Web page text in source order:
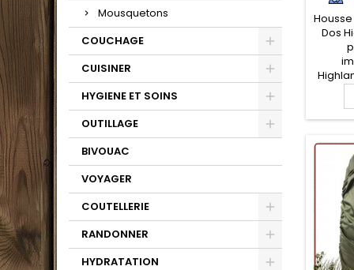
Mousquetons
COUCHAGE
CUISINER
HYGIENE ET SOINS
OUTILLAGE
BIVOUAC
VOYAGER
COUTELLERIE
RANDONNER
HYDRATATION
Dos
pluie
Litres.